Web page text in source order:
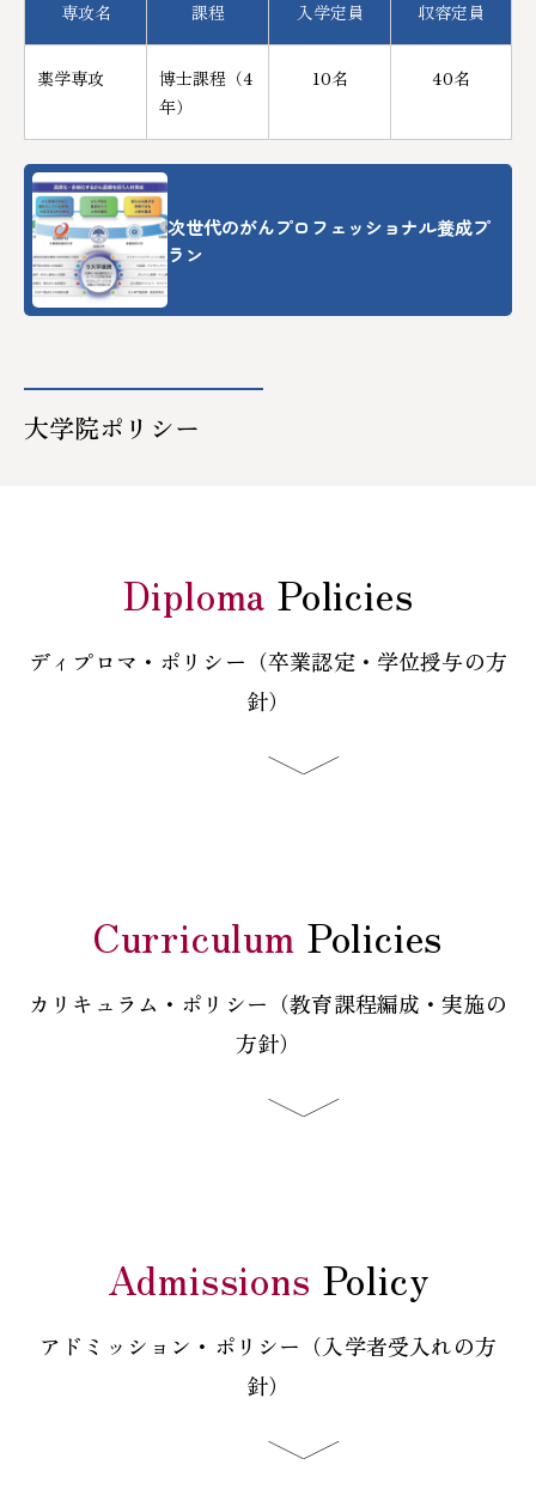
専攻名 課程 入学定員 収容定員
薬学専攻
博士課程（4
年）
10名 40名
次世代のがんプロフェッショナル養成プ
ラン
大学院ポリシー
Diploma Policies
ディプロマ・ポリシー（卒業認定・学位授与の方
針）
Curriculum Policies
カリキュラム・ポリシー（教育課程編成・実施の
方針）
Admissions Policy
アドミッション・ポリシー（入学者受入れの方
針）